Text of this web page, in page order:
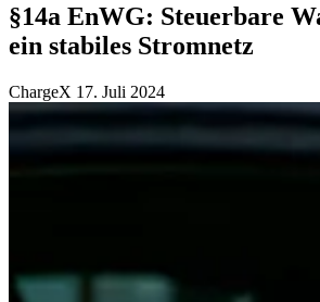
§14a EnWG: Steuerbare
ein stabiles Stromnetz
ChargeX 17. Juli 2024